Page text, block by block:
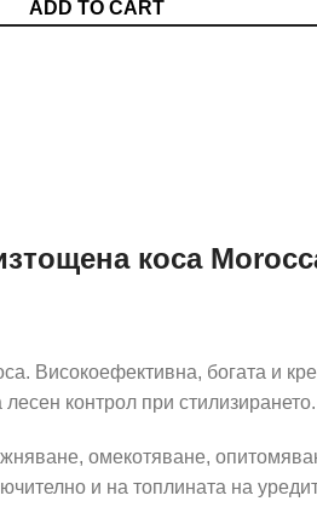
ADD TO CART
коса
Високоефективна, богата и
контрол при стилизирането.
омекотяване,
и на топлината на